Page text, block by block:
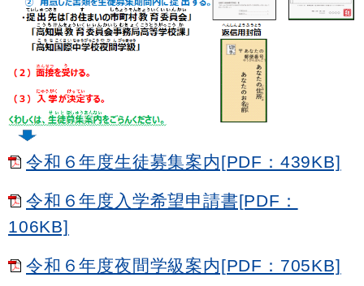
令和６年度生徒募集案内[PDF：439KB]
令和６年度入学希望申請書[PDF：
106KB]
令和６年度夜間学級案内[PDF：705KB]